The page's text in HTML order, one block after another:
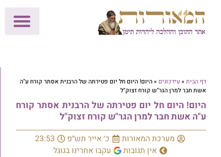
דף הבית » עידכונים »היום! היום חל יום פטירתה של הרבנית אסתר קורח ע"ה
אשת חבר למרן הגר"ש קורח זצוק"ל
היום! היום חל יום פטירתה של הרבנית אסתר קורח
ע"ה אשת חבר למרן הגר"ש קורח זצוק"ל
מערכת המאורות כ׳ אייר תש״פ
23:53
אין תגובות
עקבו אחרינו בגוגל